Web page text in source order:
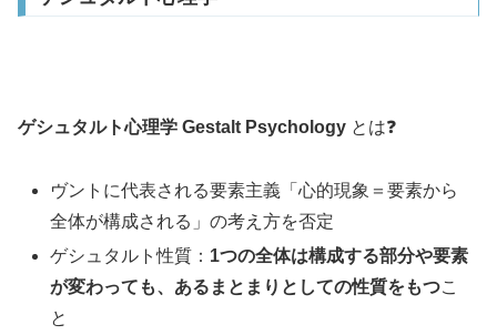
ゲシュタルト心理学 Gestalt Psychology とは❓
ヴントに代表される要素主義「心的現象＝要素から
全体が構成される」の考え方を否定
ゲシュタルト性質： 1つの全体は構成する部分や要素
が変わっても、あるまとまりとしての性質をもつこ
と